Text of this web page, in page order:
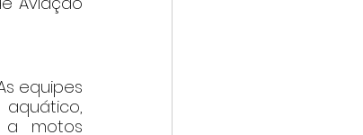
equipes
aquático,
a motos